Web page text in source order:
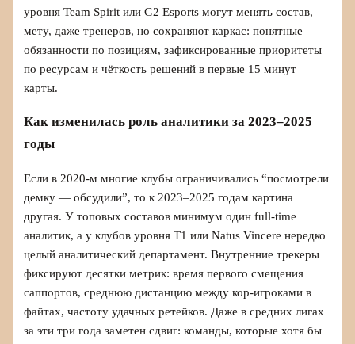
уровня Team Spirit или G2 Esports могут менять состав,
мету, даже тренеров, но сохраняют каркас: понятные
обязанности по позициям, зафиксированные приоритеты
по ресурсам и чёткость решений в первые 15 минут
карты.
Как изменилась роль аналитики за 2023–2025
годы
Если в 2020‑м многие клубы ограничивались “посмотрели
демку — обсудили”, то к 2023–2025 годам картина
другая. У топовых составов минимум один full‑time
аналитик, а у клубов уровня T1 или Natus Vincere нередко
целый аналитический департамент. Внутренние трекеры
фиксируют десятки метрик: время первого смещения
саппортов, среднюю дистанцию между кор‑игроками в
файтах, частоту удачных ретейков. Даже в средних лигах
за эти три года заметен сдвиг: команды, которые хотя бы